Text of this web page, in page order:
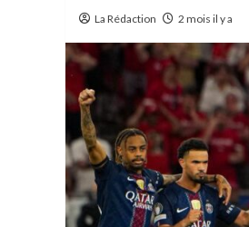
La Rédaction 2 mois il y a